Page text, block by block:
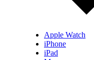
Apple Watch
iPhone
iPad